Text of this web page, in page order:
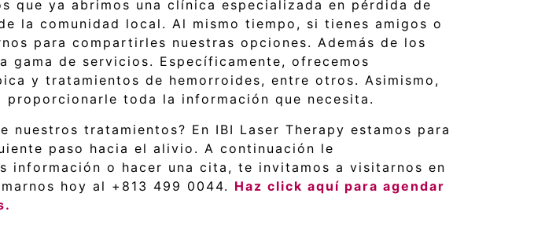
que ya abrimos una clínica especializada en pérdida de
la comunidad local. Al mismo tiempo, si tienes amigos o
para compartirles nuestras opciones. Además de los
gama de servicios. Específicamente, ofrecemos
y tratamientos de hemorroides, entre otros. Asimismo,
toda la información que necesita.
tratamientos? En IBI Laser Therapy estamos para
paso hacia el alivio. A continuación le
información o hacer una cita, te invitamos a visitarnos en
hoy al +813 499 0044. Haz click aquí para agendar